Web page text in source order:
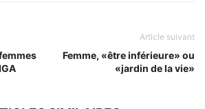
Article suivant
Femme, «être inférieure» ou
«jardin de la vie»